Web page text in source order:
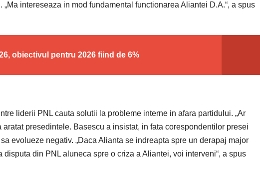
intereseaza in mod fundamental functionarea Aliantei D.A.“, a spus
obiectivul pentru 2026 fiind de 6%
liderii PNL cauta solutii la probleme interne in afara partidului. „Ar
presedintele. Basescu a insistat, in fata corespondentilor presei
evolueze negativ. „Daca Alianta se indreapta spre un derapaj major
din PNL aluneca spre o criza a Aliantei, voi interveni“, a spus